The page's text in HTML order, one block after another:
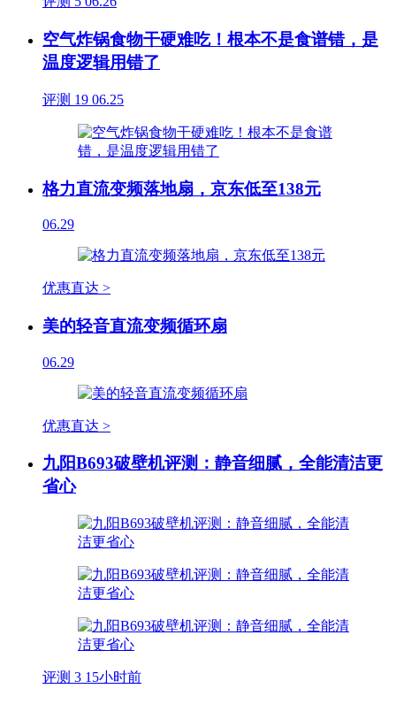
空气炸锅食物干硬难吃！根本不是食谱错，是
温度逻辑用错了
评测 19 06.25
格力直流变频落地扇，京东低至138元
06.29
优惠直达 >
美的轻音直流变频循环扇
06.29
优惠直达 >
九阳B693破壁机评测：静音细腻，全能清洁更
省心
评测 3 15小时前